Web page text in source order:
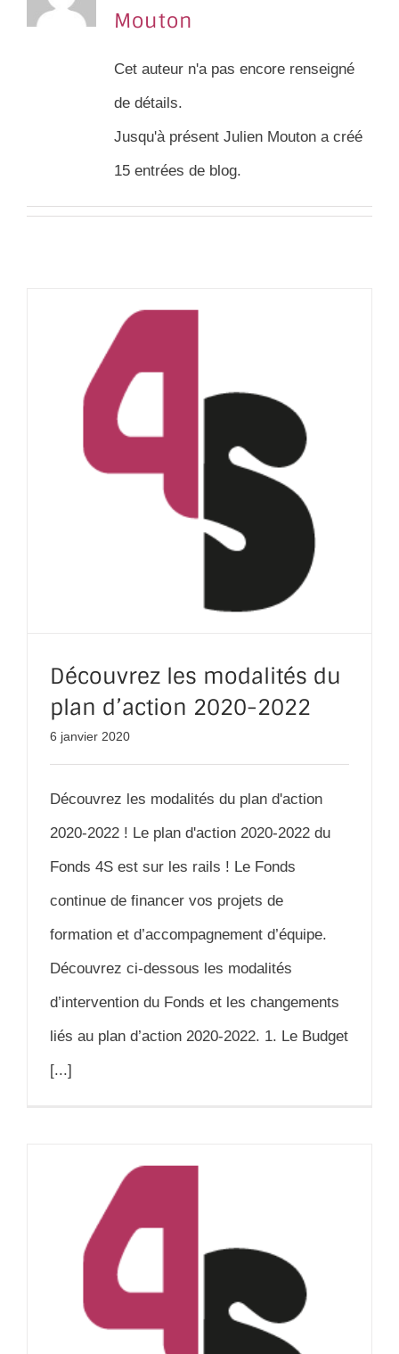
Mouton
Cet auteur n'a pas encore renseigné
de détails.
Jusqu'à présent Julien Mouton a créé
15 entrées de blog.
Découvrez les modalités du
plan d’action 2020-2022
6 janvier 2020
Découvrez les modalités du plan d'action
2020-2022 ! Le plan d'action 2020-2022 du
Fonds 4S est sur les rails ! Le Fonds
continue de financer vos projets de
formation et d’accompagnement d’équipe.
Découvrez ci-dessous les modalités
d’intervention du Fonds et les changements
liés au plan d’action 2020-2022. 1. Le Budget
[...]